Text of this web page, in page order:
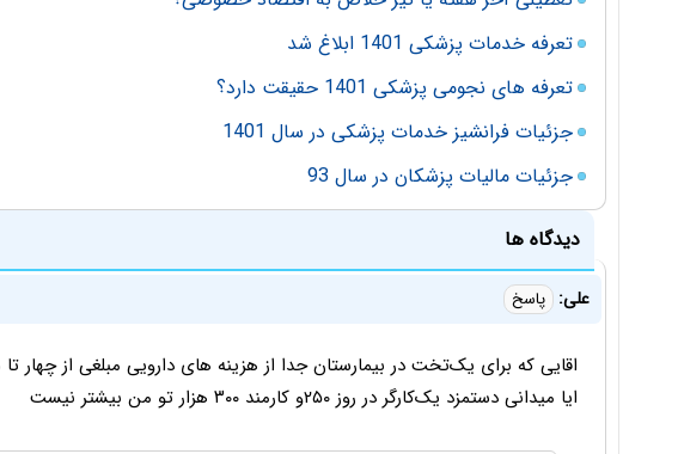
تعرفه خدمات پزشکی 1401 ابلاغ شد
تعرفه های نجومی پزشکی 1401 حقیقت دارد؟
جزئیات فرانشیز خدمات پزشکی در سال 1401
جزئیات مالیات‌ پزشکان در سال 93
دیدگاه ها
علی: پاسخ
اقایی که برای یک‌تخت در بیمارستان جدا از هزینه های دارویی مبلغی از
ایا میدانی دستمزد یک‌کارگر در روز ۲۵۰‌و کارمند ۳۰۰ هزار تو من بیشتر نیست